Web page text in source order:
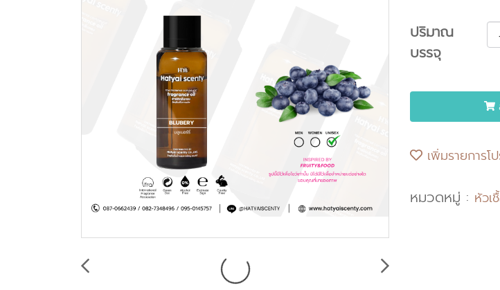
ปริมาณ
บรรจุ
เพิ่มรายการโ
หมวดหมู่ : หัวเ